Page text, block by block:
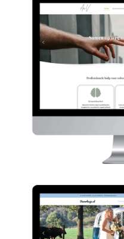
AVV Zorg
HIER
Keverbusje
HIER